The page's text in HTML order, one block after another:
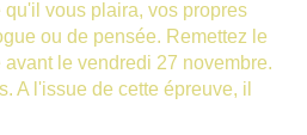
vous plaira, vos propres
ou de pensée. Remettez le
le vendredi 27 novembre.
A l'issue de cette épreuve, il